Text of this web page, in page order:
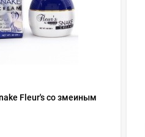
Fleur's со змеиным